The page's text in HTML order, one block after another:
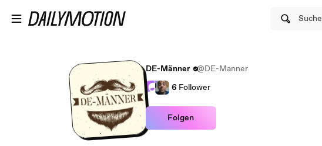
Suche
DE-Männer
@DE-Manner
6 Follower
Folgen